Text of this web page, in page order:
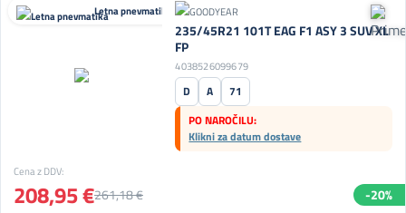
Letna pnevmatika
235/45R21 101T EAG F1 ASY 3 SUV XL
FP
4038526099679
D A
71
PO NAROČILU:
Klikni za datum dostave
Cena z DDV:
208,95 €261,18 € -20%